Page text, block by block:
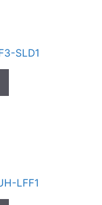
SLD1
LFF1